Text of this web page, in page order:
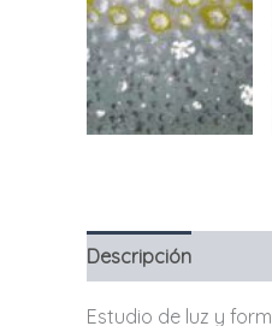
Descripción
Estudio de luz y